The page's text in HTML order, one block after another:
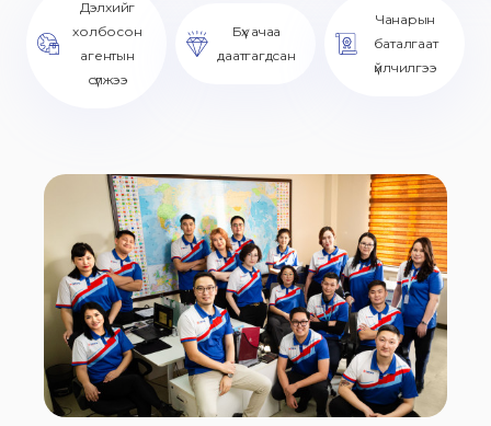
Дэлхийг
холбосон
агентын
сүлжээ
Бүх ачаа
даатгагдсан
Чанарын
баталгаат
үйлчилгээ